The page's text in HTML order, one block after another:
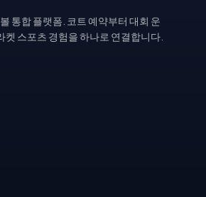
통합 플랫폼. 코트 예약부터 대회 운
켓 스포츠 경험을 하나로 연결합니다.